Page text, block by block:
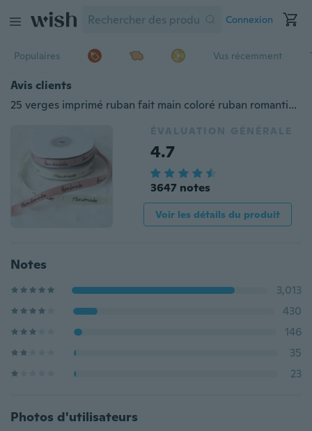
Connexion
Populaires Vus récemment
Avis clients
25 verges imprimé ruban fait main coloré ruban romantique rubans d'emballage cadeau ruban de boîte à gâteau 7 choix de couleurs
ÉVALUATION GÉNÉRALE
4.7
3647 notes
Voir les détails du produit
Notes
3,013
430
146
35
23
Photos d'utilisateurs